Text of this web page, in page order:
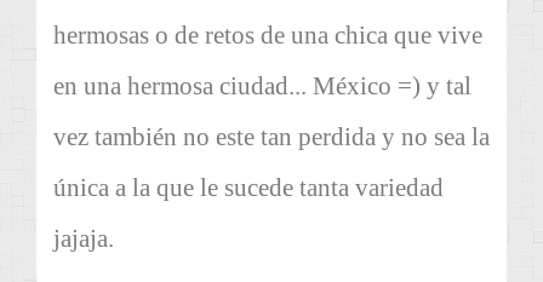
hermosas o de retos de una chica que vive
en una hermosa ciudad... México =) y tal
vez también no este tan perdida y no sea la
única a la que le sucede tanta variedad
jajaja.